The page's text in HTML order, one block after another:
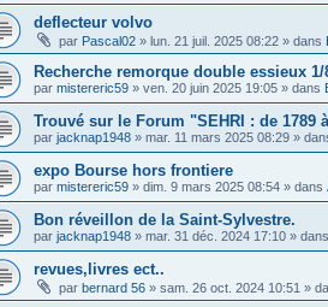
deflecteur volvo
par Pascal02 » lun. 21 juil. 2025 08:22 » dans
Recherche remorque double essieux 1/
par mistereric59 » ven. 20 juin 2025 19:05 » dans
Trouvé sur le Forum "SEHRI : de 1789
par jacknap1948 » mar. 11 mars 2025 08:29 »
expo Bourse hors frontiere
par mistereric59 » dim. 9 mars 2025 08:54 » dans
Bon réveillon de la Saint-Sylvestre.
par jacknap1948 » mar. 31 déc. 2024 17:10 » dans
revues,livres ect..
par bernard 56 » sam. 26 oct. 2024 10:51 »